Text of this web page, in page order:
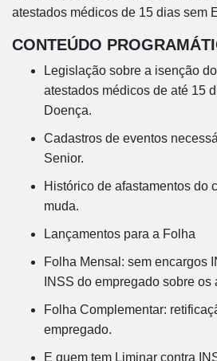
atestados médicos de 15 dias sem
CONTEÚDO
Legislação sobre a isenção
atestados médicos de até 15
Doença.
Cadastros de eventos
Senior.
Histórico de afastamentos do
muda.
Lançamentos para a Folha
Folha Mensal: sem encargos
INSS do empregado sobre os
Folha Complementar:
empregado.
E quem tem Liminar contra